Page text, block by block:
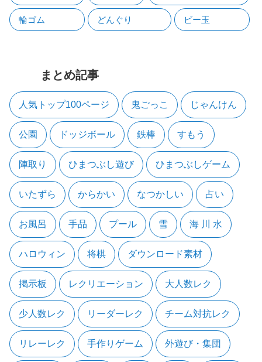
輪ゴム どんぐり ビー玉
まとめ記事
人気トップ100ページ 鬼ごっこ じゃんけん
公園 ドッジボール 鉄棒 すもう
陣取り ひまつぶし遊び ひまつぶしゲーム
いたずら からかい なつかしい 占い
お風呂 手品 プール 雪 海 川 水
ハロウィン 将棋 ダウンロード素材
掲示板 レクリエーション 大人数レク
少人数レク リーダーレク チーム対抗レク
リレーレク 手作りゲーム 外遊び・集団